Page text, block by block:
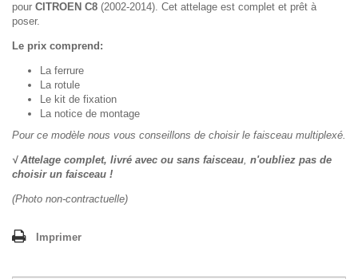
pour CITROEN C8 (2002-2014). Cet attelage est complet et prêt à
poser.
Le prix comprend:
La ferrure
La rotule
Le kit de fixation
La notice de montage
Pour ce modèle nous vous conseillons de choisir le faisceau multiplexé.
√ Attelage complet, livré avec ou sans faisceau, n'oubliez pas de
choisir un faisceau !
(Photo non-contractuelle)
Imprimer